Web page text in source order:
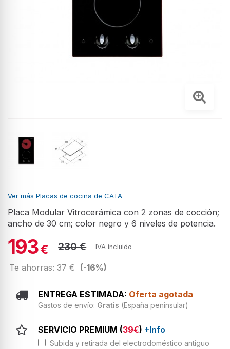
Ver más Placas de cocina de CATA
Placa Modular Vitrocerámica con 2 zonas de cocción;
ancho de 30 cm; color negro y 6 niveles de potencia.
193€ 230 € IVA incluido
Te ahorras: 37 € (-16%)
ENTREGA ESTIMADA: Oferta agotada
Gastos de envío: Gratis (España peninsular)
SERVICIO PREMIUM (39€) +Info
Subida y retirada del electrodoméstico antiguo